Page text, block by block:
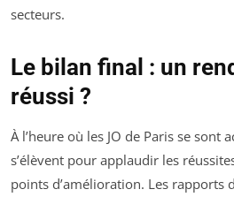
secteurs.
Le bilan final : un
réussi ?
À l’heure où les JO de Paris se sont
s’élèvent pour applaudir les
points d’amélioration. Les rapports